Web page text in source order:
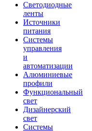
Светодиодные
ленты
Источники
питания
Системы
управления
и
автоматизации
Алюминиевые
профили
Функциональный
свет
Дизайнерский
свет
Системы